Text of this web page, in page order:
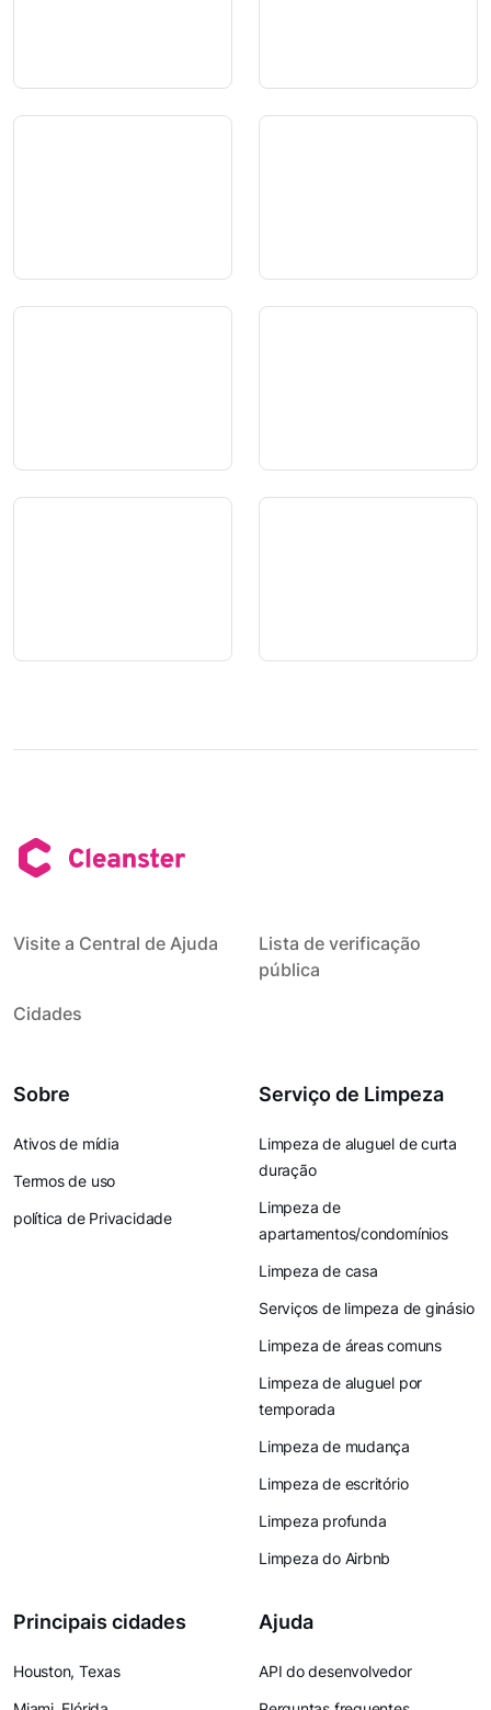
Visite a Central de Ajuda
Lista de verificação
pública
Cidades
Sobre
Ativos de mídia
Termos de uso
política de Privacidade
Serviço de Limpeza
Limpeza de aluguel de curta
duração
Limpeza de
apartamentos/condomínios
Limpeza de casa
Serviços de limpeza de ginásio
Limpeza de áreas comuns
Limpeza de aluguel por
temporada
Limpeza de mudança
Limpeza de escritório
Limpeza profunda
Limpeza do Airbnb
Principais cidades
Houston, Texas
Ajuda
API do desenvolvedor